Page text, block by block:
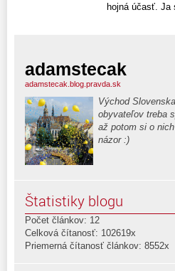
hojná účasť. Ja
adamstecak
adamstecak.blog.pravda.sk
Východ
obyvateľov treba
až potom si o
názor :)
Štatistiky blogu
Počet článkov: 12
Celková čítanosť: 102619x
Priemerná čítanosť článkov: 8552x